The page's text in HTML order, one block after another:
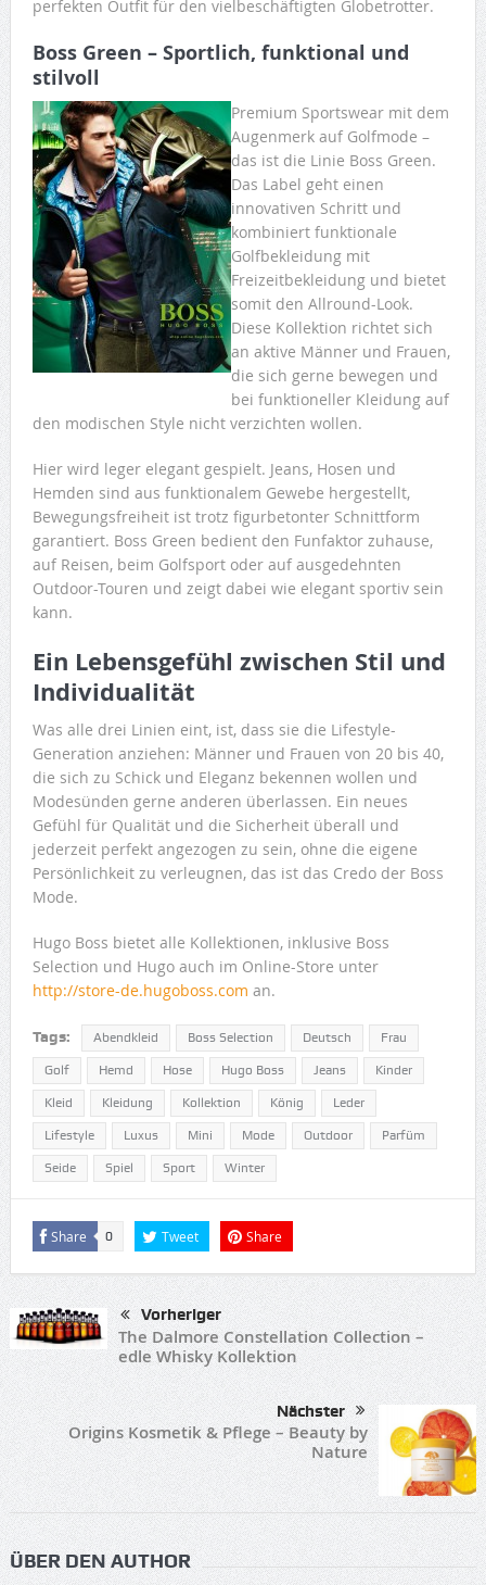
perfekten Outfit für den vielbeschäftigten Globetrotter.
Boss Green – Sportlich, funktional und
stilvoll
Premium Sportswear mit dem
Augenmerk auf Golfmode –
das ist die Linie Boss Green.
Das Label geht einen
innovativen Schritt und
kombiniert funktionale
Golfbekleidung mit
Freizeitbekleidung und bietet
somit den Allround-Look.
Diese Kollektion richtet sich
an aktive Männer und Frauen,
die sich gerne bewegen und
bei funktioneller Kleidung auf
den modischen Style nicht verzichten wollen.
Hier wird leger elegant gespielt. Jeans, Hosen und
Hemden sind aus funktionalem Gewebe hergestellt,
Bewegungsfreiheit ist trotz figurbetonter Schnittform
garantiert. Boss Green bedient den Funfaktor zuhause,
auf Reisen, beim Golfsport oder auf ausgedehnten
Outdoor-Touren und zeigt dabei wie elegant sportiv sein
kann.
Ein Lebensgefühl zwischen Stil und
Individualität
Was alle drei Linien eint, ist, dass sie die Lifestyle-
Generation anziehen: Männer und Frauen von 20 bis 40,
die sich zu Schick und Eleganz bekennen wollen und
Modesünden gerne anderen überlassen. Ein neues
Gefühl für Qualität und die Sicherheit überall und
jederzeit perfekt angezogen zu sein, ohne die eigene
Persönlichkeit zu verleugnen, das ist das Credo der Boss
Mode.
Hugo Boss bietet alle Kollektionen, inklusive Boss
Selection und Hugo auch im Online-Store unter
http://store-de.hugoboss.com an.
Tags: Abendkleid Boss Selection Deutsch Frau
Golf Hemd Hose Hugo Boss Jeans Kinder
Kleid Kleidung Kollektion König Leder
Lifestyle Luxus Mini Mode Outdoor Parfüm
Seide Spiel Sport Winter
Share 0 Tweet Share
Vorheriger
The Dalmore Constellation Collection –
edle Whisky Kollektion
Nächster
Origins Kosmetik & Pflege – Beauty by
Nature
ÜBER DEN AUTHOR